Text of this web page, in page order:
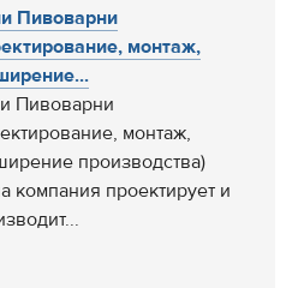
Пивоварни
монтаж,
Пивоварни
монтаж,
производства)
компания проектирует и